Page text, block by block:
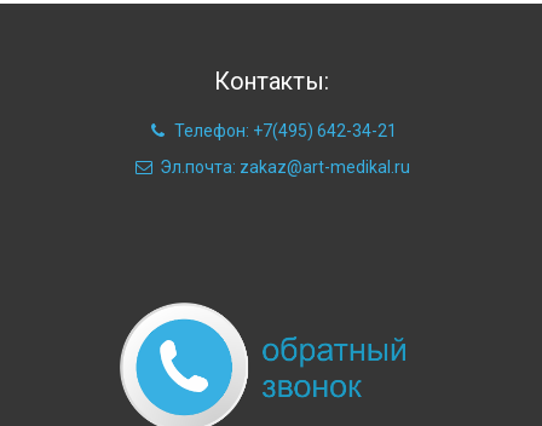
Контакты:
Телефон: +7(495) 642-34-21
Эл.почта: zakaz@art-medikal.ru